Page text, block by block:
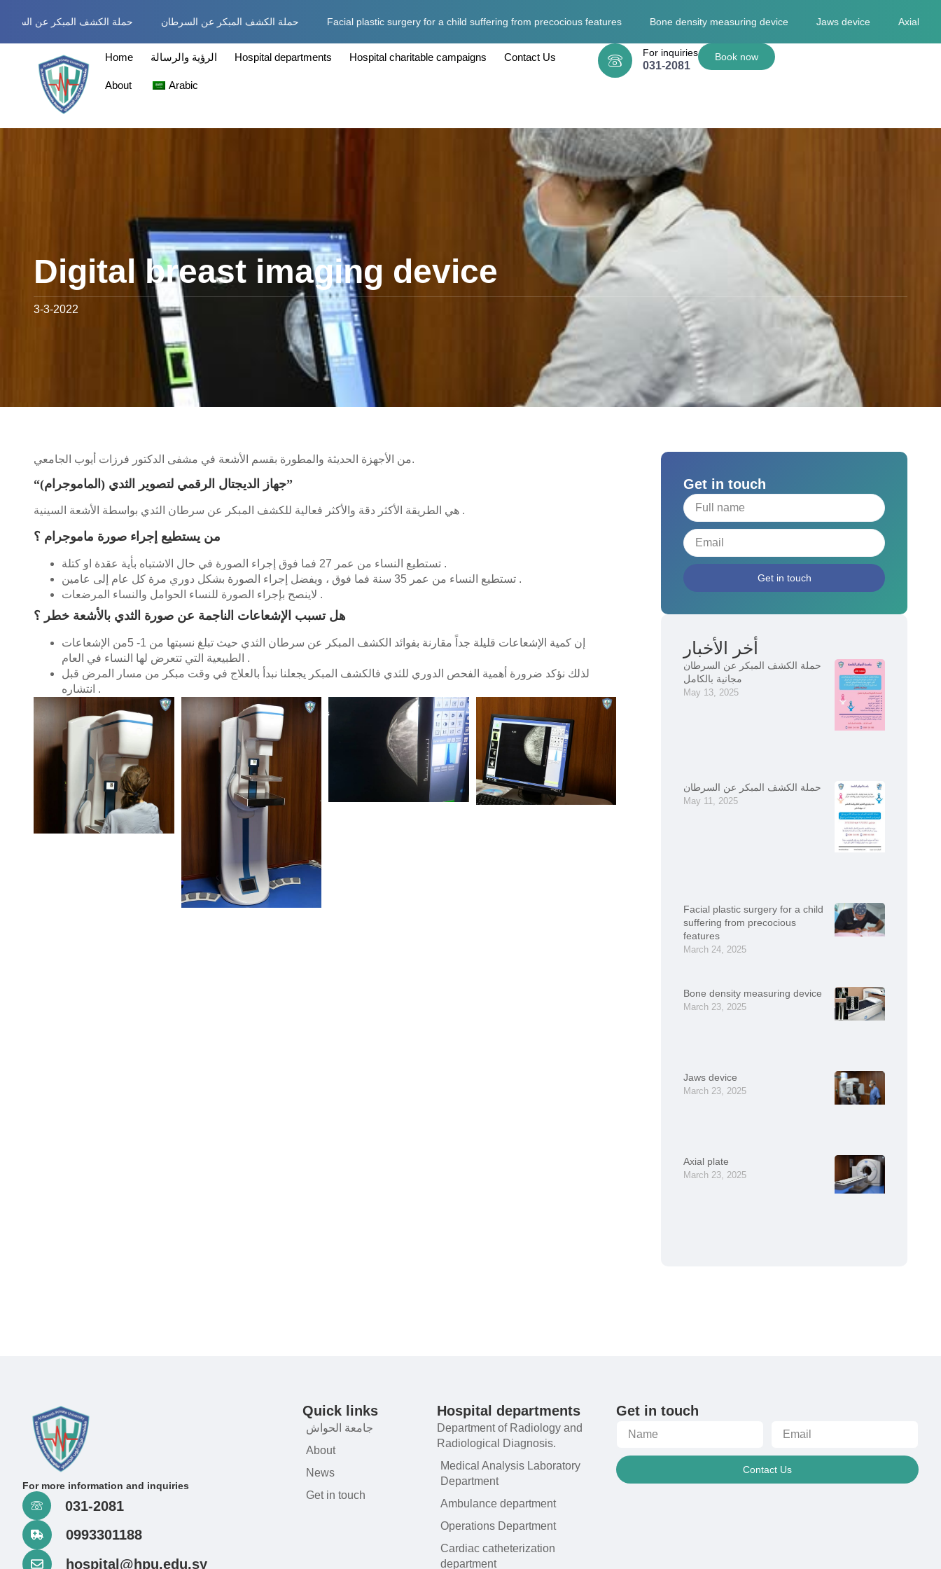
حملة الكشف المبكر عن حملة الكشف المبكر عن السرطان Facial plastic surgery for a child suffering from precocious features Bone density measuring device Jaws device Axial plate
Home الرؤية والرسالة Hospital departments Hospital charitable campaigns Contact Us
About Arabic
For inquiries
031-2081
Book now
Digital breast imaging device
3-3-2022
من الأجهزة الحديثة والمطورة بقسم الأشعة في مشفى الدكتور فرزات أيوب الجامعي.
“جهاز الديجتال الرقمي لتصوير الثدي (الماموجرام)”
هي الطريقة الأكثر دقة والأكثر فعالية للكشف المبكر عن سرطان الثدي بواسطة الأشعة السينية .
من يستطيع إجراء صورة ماموجرام ؟
تستطيع النساء من عمر 27 فما فوق إجراء الصورة في حال الاشتباه بأية عقدة او كتلة .
تستطيع النساء من عمر 35 سنة فما فوق ، ويفضل إجراء الصورة بشكل دوري مرة كل عام إلى عامين .
لاينصح بإجراء الصورة للنساء الحوامل والنساء المرضعات .
هل تسبب الإشعاعات الناجمة عن صورة الثدي بالأشعة خطر ؟
إن كمية الإشعاعات قليلة جداً مقارنة بفوائد الكشف المبكر عن سرطان الثدي حيث تبلغ نسبتها من 1- 5من الإشعاعات
الطبيعية التي تتعرض لها النساء في العام .
لذلك نؤكد ضرورة أهمية الفحص الدوري للثدي فالكشف المبكر يجعلنا نبدأ بالعلاج في وقت مبكر من مسار المرض قبل
انتشاره .
Get in touch
Get in touch
أخر الأخبار
حملة الكشف المبكر عن السرطان
مجانية بالكامل
May 13, 2025
حملة الكشف المبكر عن السرطان
May 11, 2025
Facial plastic surgery for a child
suffering from precocious
features
March 24, 2025
Bone density measuring device
March 23, 2025
Jaws device
March 23, 2025
Axial plate
March 23, 2025
For more information and inquiries
031-2081
0993301188
hospital@hpu.edu.sy
Quick links
جامعة الحواش
About
News
Get in touch
Hospital departments
Department of Radiology and
Radiological Diagnosis.
Medical Analysis Laboratory
Department
Ambulance department
Operations Department
Cardiac catheterization
department
Get in touch
Contact Us